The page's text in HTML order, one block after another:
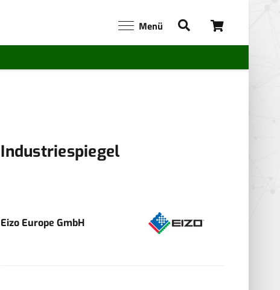
Menü
Industriespiegel
Eizo Europe GmbH